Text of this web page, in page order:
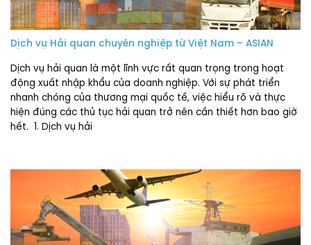
Dịch vụ Hải quan chuyên nghiệp từ Việt Nam – ASIAN
Dịch vụ hải quan là một lĩnh vực rất quan trọng trong hoạt
động xuất nhập khẩu của doanh nghiệp. Với sự phát triển
nhanh chóng của thương mại quốc tế, việc hiểu rõ và thực
hiện đúng các thủ tục hải quan trở nên cần thiết hơn bao giờ
hết. 1. Dịch vụ hải